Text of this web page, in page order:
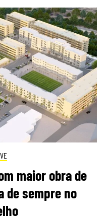
maior obra de
de sempre no